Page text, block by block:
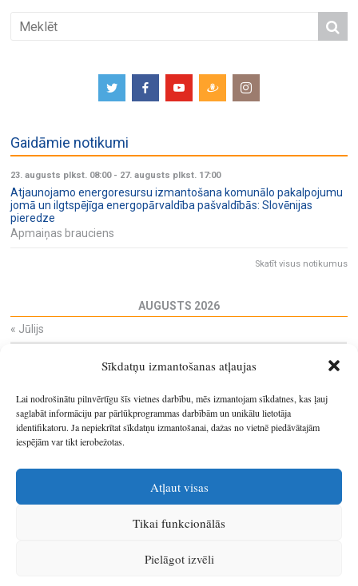
Sīkdatņu izmantošanas atļaujas
Lai nodrošinātu pilnvērtīgu šīs vietnes darbību, mēs izmantojam sīkdatnes, kas ļauj
saglabāt informāciju par pārlūkprogrammas darbībām un unikālu lietotāja
identifikatoru. Ja nepiekrītat sīkdatņu izmantošanai, dažas no vietnē piedāvātajām
iespējām var tikt ierobežotas.
Atļaut visas
Tikai funkcionālās
Pielāgot izvēli
Gaidāmie notikumi
23. augusts plkst. 08:00- 27. augusts plkst. 17:00
Atjaunojamo energoresursu izmantošana komunālo pakalpojumu
jomā un ilgtspējīga energopārvaldība pašvaldībās: Slovēnijas
pieredze
Apmaiņas brauciens
Skatīt visus notikumus
AUGUSTS 2026
« Jūlijs
29 30 31 1
10
11 12 13 14 15
17
18 19 20 21 22
23
24
25 26
31
1 2 3 4 5 6
IzstrādātājsSIA Info